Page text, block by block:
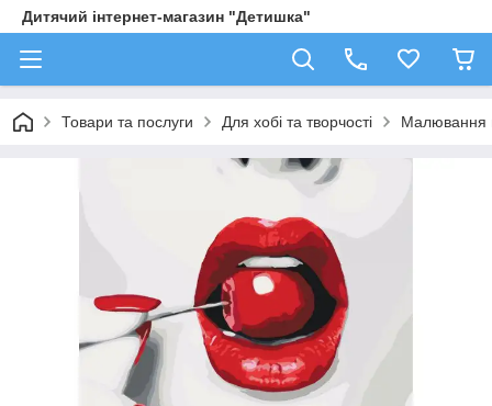
Дитячий інтернет-магазин "Детишка"
Товари та послуги Для хобі та творчості Малювання